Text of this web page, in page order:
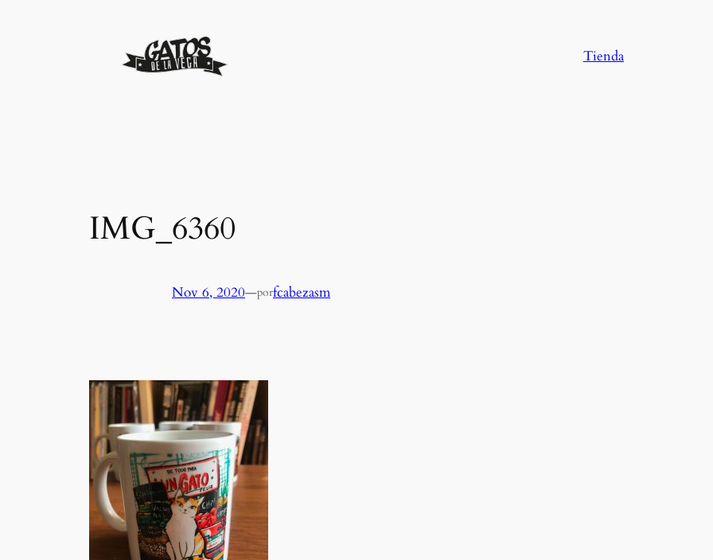
Tienda
IMG_6360
Nov 6, 2020—porfcabezasm